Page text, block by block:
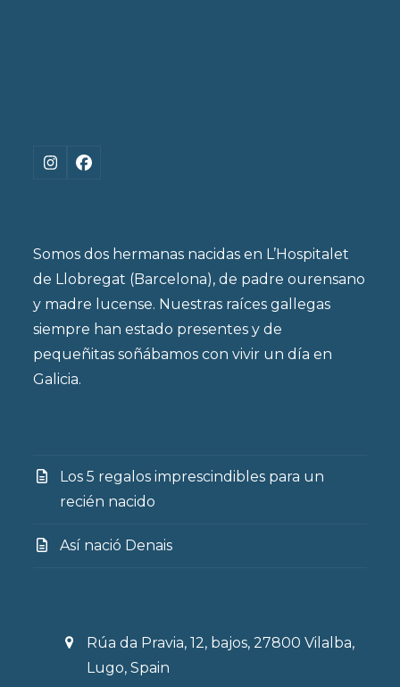
Instagram
Facebook
Somos dos hermanas nacidas en L’Hospitalet
de Llobregat (Barcelona), de padre ourensano
y madre lucense. Nuestras raíces gallegas
siempre han estado presentes y de
pequeñitas soñábamos con vivir un día en
Galicia.
Los 5 regalos imprescindibles para un
recién nacido
Así nació Denais
Rúa da Pravia, 12, bajos, 27800 Vilalba,
Lugo, Spain